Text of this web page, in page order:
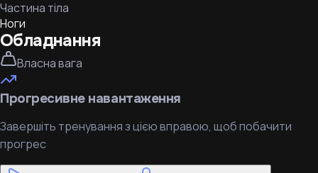
Частина тіла
Ноги
Обладнання
Власна вага
Прогресивне навантаження
Завершіть тренування з цією вправою, щоб побачити
прогрес